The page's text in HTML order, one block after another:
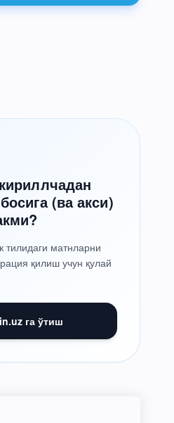
(ва акси)
тилидаги матнларни
қилиш учун қулай
га ўтиш